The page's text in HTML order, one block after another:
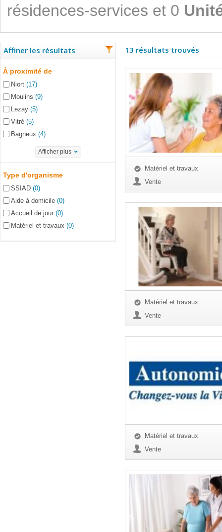
résidences-services et 0
Affiner les résultats
À proximité de
Niort (17)
Moulins (9)
Lezay (5)
Vitré (5)
Bagneux (4)
Afficher plus
Type d'organisme
SSIAD (0)
Aide à domicile (0)
Accueil de jour (0)
Matériel et travaux (0)
13 résultats trouvés
Matériel et travaux
Vente
Matériel et travaux
Vente
Matériel et travaux
Vente